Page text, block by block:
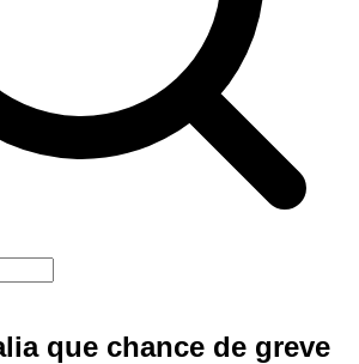
que chance de greve